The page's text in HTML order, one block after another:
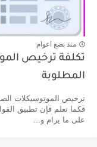
منذ بضع اعوام
تكلفة ترخيص
المطلوبة
ترخيص الموتوسيكلات
فكما نعلم فإن تطبيق
على ما يرام و...